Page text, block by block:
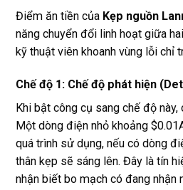
Điểm ăn tiền của Kẹp nguồn
năng chuyển đổi linh hoạt giữa
kỹ thuật viên khoanh vùng lỗi chỉ
Chế độ 1: Chế độ phát hiện
Khi bật công cụ sang chế độ
Một dòng điện nhỏ khoảng
quá trình sử dụng, nếu có dòng
thân kẹp sẽ sáng lên. Đây là tín
nhận biết bo mạch có đang nhận